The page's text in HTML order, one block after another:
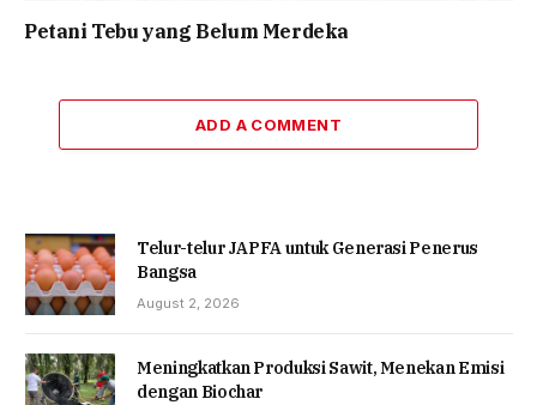
Petani Tebu yang Belum Merdeka
ADD A COMMENT
Telur-telur JAPFA untuk Generasi Penerus
Bangsa
August 2, 2026
Meningkatkan Produksi Sawit, Menekan Emisi
dengan Biochar